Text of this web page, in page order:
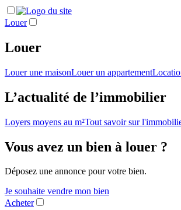
Louer
Louer
Louer une maisonLouer un appartement
L’actualité de l’immobilier
Loyers moyens au m²Tout savoir sur
Vous avez un bien à louer ?
Déposez une annonce pour votre bien.
Je souhaite vendre mon bien
Acheter